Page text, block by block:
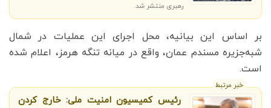
رهبری منتشر شد.
بر اساس این بیانیه، محل اجرای این عملیات در شمال
شبه‌جزیره مسندم عمان، واقع در میانه تنگه هرمز، اعلام شده
است.
خبر مرتبط
رئیس کمیسیون امنیت ملی: خارج کردن